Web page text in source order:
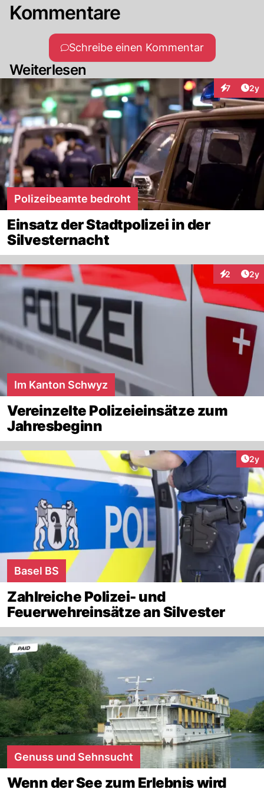
Kommentare
Schreibe einen Kommentar
Weiterlesen
7 2y
Polizeibeamte bedroht
Einsatz der Stadtpolizei in der
Silvesternacht
2 2y
Im Kanton Schwyz
Vereinzelte Polizeieinsätze zum
Jahresbeginn
2y
Basel BS
Zahlreiche Polizei- und
Feuerwehreinsätze an Silvester
Genuss und Sehnsucht
Wenn der See zum Erlebnis wird